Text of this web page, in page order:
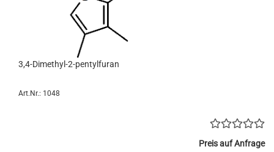
3,4-Dimethyl-2-pentylfuran
Art.Nr.: 1048
Preis auf Anfrage